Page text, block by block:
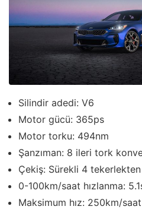
Silindir adedi: V6
Motor gücü: 365ps
Motor torku: 494nm
Şanzıman: 8 ileri tork
Çekiş: Sürekli 4
0-100km/saat hızlanma:
Maksimum hız: 250km/saat